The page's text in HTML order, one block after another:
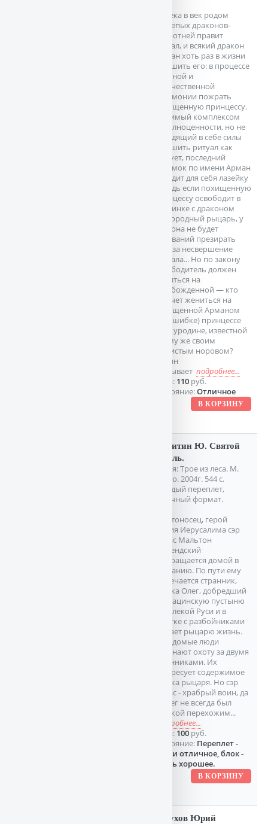
Из века в век родом
свирепых драконов-
оборотней правит
ритуал, и всякий дракон
обязан хоть раз в жизни
свершить его: в процессе
сложной и
величественной
церемонии пожрать
похищенную принцессу.
Мучимый комплексом
неполноценности, но не
находящий в себе силы
свершить ритуал как
следует, последний
потомок по имени Арман
находит для себя лазейку
— ведь если похищенную
принцессу освободит в
поединке с драконом
благородный рыцарь, у
дракона не будет
оснований презирать
себя за несвершение
ритуала... Но по закону
освободитель должен
жениться на
освобожденной — кто
захочет жениться на
похищенной Арманом
(по ошибке) принцессе
Юте, уродине, известной
к тому же своим
ершистым норовом?
Арман
оказывает подробнее...
Цена: 110руб.
Состояние:Отличное
Никитин Ю. Святой
грааль.
Серия: Трое из леса. М.
Эксмо. 2004г. 544 с.
Твердый переплет,
Обычный формат.
Крестоносец, герой
взятия Иерусалима сэр
Томас Мальтон
Гислендский
возвращается домой в
Британию. По пути ему
встречается странник,
калика Олег, добредший
в сарацинскую пустыню
из далекой Руси и в
схватке с разбойниками
спасает рыцарю жизнь.
Неведомые люди
начинают охоту за двумя
странниками. Их
интересует содержимое
мешка рыцаря. Но сэр
Томас - храбрый воин, да
и Олег не всегда был
каликой перехожим...
подробнее...
Цена: 100руб.
Состояние: Переплет -
почти отличное, блок -
очень хорошее.
Петухов Юрий